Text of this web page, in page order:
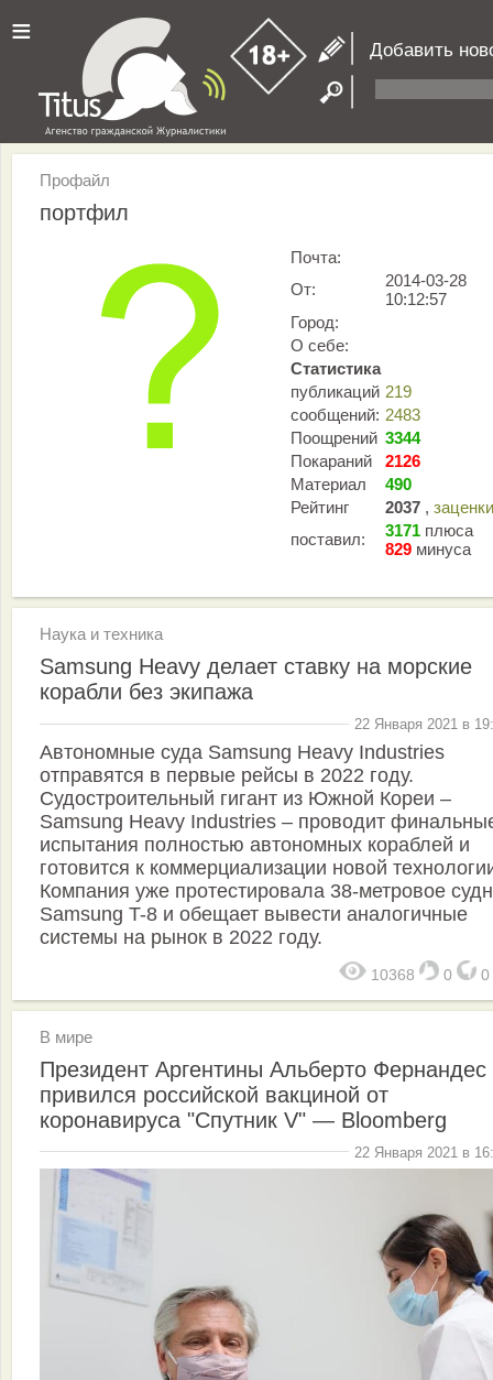
≡ Добавить
Профайл
портфил
Почта:
От:
2014-03-28
10:12:57
Город:
О себе:
Статистика
публикаций 219
сообщений: 2483
Поощрений 3344
Покараний
2126
Материал
490
Рейтинг
2037 , заценки
поставил:
3171 плюса
829 минуса
Наука и техника
Samsung Heavy делает ставку на морские
корабли без экипажа
22 Января 2021 в
Автономные суда Samsung Heavy Industries
отправятся в первые рейсы в 2022 году.
Судостроительный гигант из Южной Кореи –
Samsung Heavy Industries – проводит
испытания полностью автономных кораблей и
готовится к коммерциализации новой
Компания уже протестировала 38-метровое
Samsung T-8 и обещает вывести аналогичные
системы на рынок в 2022 году.
10368 0 0
В мире
Президент Аргентины Альберто Фернандес
привился российской вакциной от
коронавируса "Спутник V" — Bloomberg
22 Января 2021 в